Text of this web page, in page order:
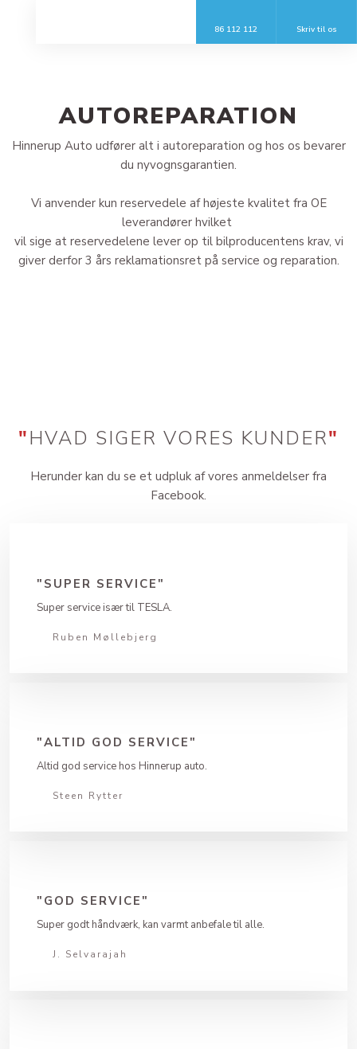
86 112 112 Skriv til os​
AUTOREPARATION
​Hinnerup Auto udfører alt i autoreparation og hos os bevarer
du nyvognsgarantien.
Vi anvender kun reservedele af højeste kvalitet fra OE
leverandører hvilket
vil sige at reservedelene lever op til bilproducentens krav, vi
giver derfor 3 års reklamationsret på service og reparation.
"HVAD SIGER VORES KUNDER"
Herunder kan du se et udpluk af vores anmeldelser fra
Facebook.
"SUPER SERVICE"
Super service især til TESLA.
Ruben Møllebjerg​
"ALTID GOD SERVICE"
Altid god service hos Hinnerup auto.
Steen Rytter
"GOD SERVICE"
Super godt håndværk, kan varmt anbefale til alle.
J. Selvarajah